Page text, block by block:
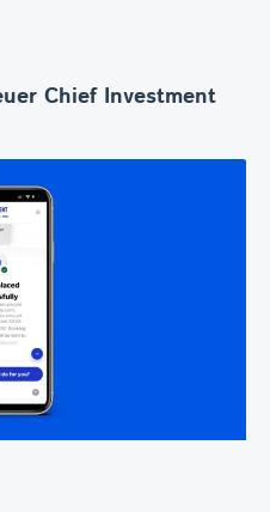
Chief Investment